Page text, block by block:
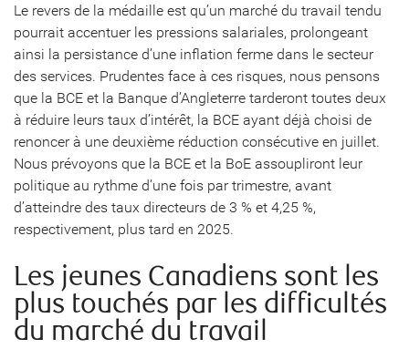
Le revers de la médaille est qu’un marché du travail tendu
pourrait accentuer les pressions salariales, prolongeant
ainsi la persistance d’une inflation ferme dans le secteur
des services. Prudentes face à ces risques, nous pensons
que la BCE et la Banque d’Angleterre tarderont toutes deux
à réduire leurs taux d’intérêt, la BCE ayant déjà choisi de
renoncer à une deuxième réduction consécutive en juillet.
Nous prévoyons que la BCE et la BoE assoupliront leur
politique au rythme d’une fois par trimestre, avant
d’atteindre des taux directeurs de 3 % et 4,25 %,
respectivement, plus tard en 2025.
Les jeunes Canadiens sont les
plus touchés par les difficultés
du marché du travail